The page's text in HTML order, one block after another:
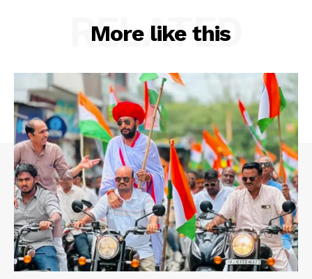
More like this
RELATED